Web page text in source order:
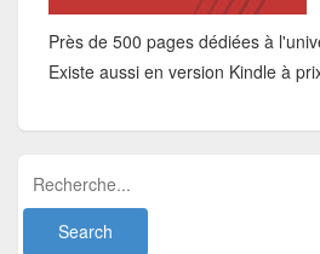
Près de 500 pages dédiées à
Existe aussi en version Kindle à